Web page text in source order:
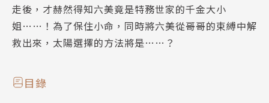
走後，才赫然得知六美竟是特務世家的千金大小
姐……！為了保住小命，同時將六美從哥哥的束縛中解
救出來，太陽選擇的方法將是……？
目錄